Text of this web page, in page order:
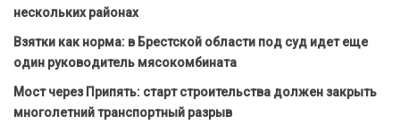
нескольких районах
Взятки как норма: в Брестской области под суд идет еще
один руководитель мясокомбината
Мост через Припять: старт строительства должен закрыть
многолетний транспортный разрыв